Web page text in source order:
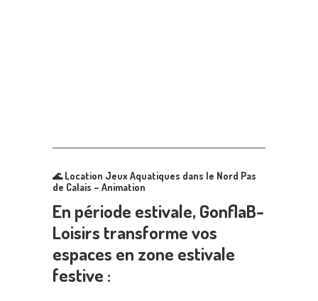
🌊Location Jeux Aquatiques dans le Nord Pas
de Calais – Animation
En période estivale, GonflaB-
Loisirs transforme vos
espaces en zone estivale
festive :